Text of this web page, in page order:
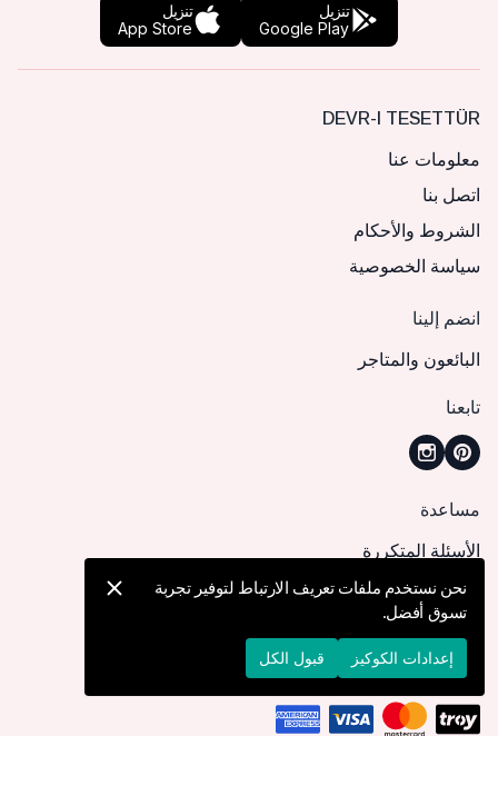
تنزيل
Google Play
تنزيل
App Store
DEVR-I TESETTÜR
معلومات عنا
اتصل بنا
الشروط والأحكام
سياسة الخصوصية
انضم إلينا
البائعون والمتاجر
تابعنا
مساعدة
الأسئلة المتكررة
كيف يمكنني تقديم طلب؟
الشحن والتوصيل
الإرجاع والإلغاء
نحن نستخدم ملفات تعريف الارتباط لتوفير تجربة
تسوق أفضل.
إعدادات الكوكيز قبول الكل